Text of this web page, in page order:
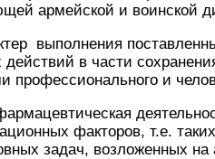
армейской и воинской
выполнения
действий в части
и
факторов, т.е.
задач, возложенных